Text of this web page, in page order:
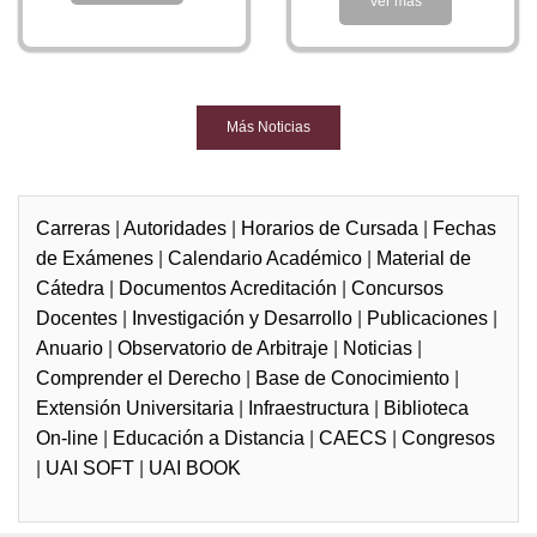
Internacionales, a través de la evolución histórica
nacional, regional e internacional de los principales
relaciones con los distintos campos del conocimiento
desde un punto de vista interdisciplinario.
actores que desde los ámbitos público y privado
contribuyen a la formulación e implementación de la
Política Exterior.
Podrá diagnosticar las distintas problemáticas que en la
dimensión internacional enfrentan la región
latinoamericana y nuestro país.
Inserción Laboral
Más Noticias
Carreras |Autoridades Horarios de Cursada
Fechas
de Exámenes |Calendario Académico
Material de
Cátedra
Documentos Acreditación |Concursos
Docentes
Investigación y Desarrollo Publicaciones
Anuario |Observatorio de Arbitraje Noticias
Comprender el Derecho
Base de Conocimiento
Extensión Universitaria
Infraestructura
Biblioteca
On-line
Educación a Distancia |CAECS |Congresos
UAI SOFT UAI BOOK